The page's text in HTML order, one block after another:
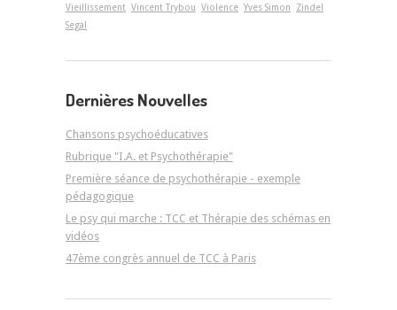
Vieillissement Vincent Trybou Violence Yves Simon
Zindel
Segal
Dernières Nouvelles
Chansons psychoéducatives
Rubrique "I.A. et Psychothérapie"
Première séance de psychothérapie - exemple
pédagogique
Le psy qui marche : TCC et Thérapie des schémas en
vidéos
47ème congrès annuel de TCC à Paris